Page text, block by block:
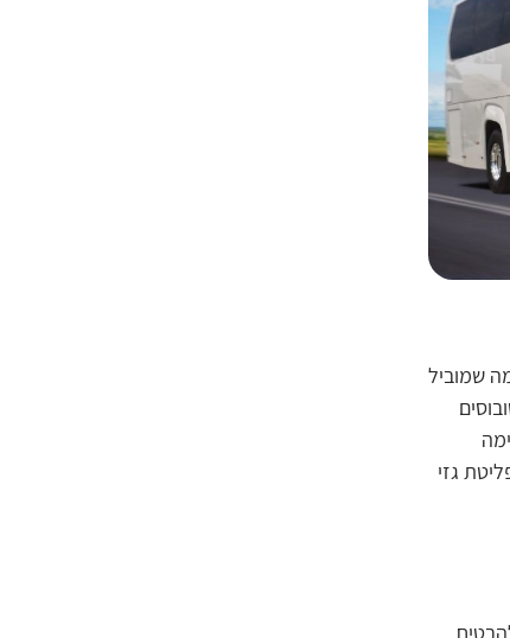
שמוביל
גזי